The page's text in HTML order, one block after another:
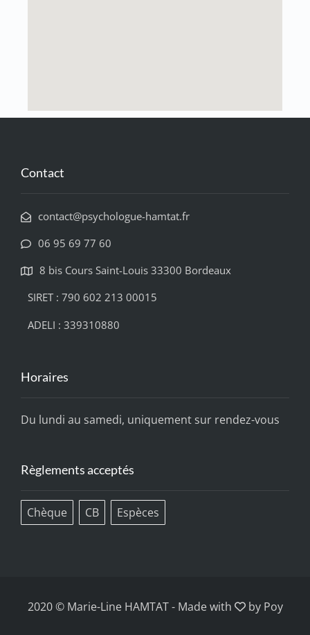
Contact
contact@psychologue-hamtat.fr
06 95 69 77 60
8 bis Cours Saint-Louis 33300 Bordeaux
SIRET : 790 602 213 00015
ADELI : 339310880
Horaires
Du lundi au samedi, uniquement sur rendez-vous
Règlements acceptés
Chèque CB Espèces
2020 © Marie-Line HAMTAT- Made with by Poy